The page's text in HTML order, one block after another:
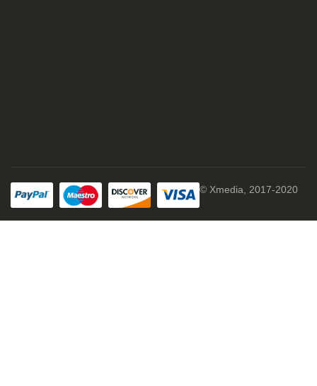
© Xmedia, 2017-2020